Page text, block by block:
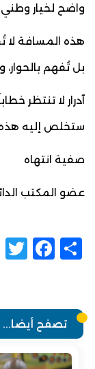
واضح لخيار
هذه المسافة لا
بل تُفهم
آدرار لا تنتظر
ستخلص إليه هذه
صفية انتهاه
عضو المكتب
تصفح أيضا...